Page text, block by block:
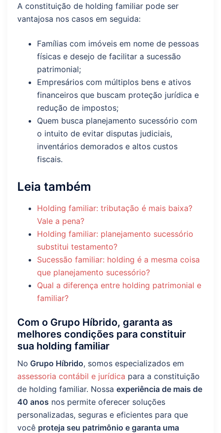
A constituição de holding familiar pode ser
vantajosa nos casos em seguida:
Famílias com imóveis em nome de pessoas
físicas e desejo de facilitar a sucessão
patrimonial;
Empresários com múltiplos bens e ativos
financeiros que buscam proteção jurídica e
redução de impostos;
Quem busca planejamento sucessório com
o intuito de evitar disputas judiciais,
inventários demorados e altos custos
fiscais.
Leia também
Holding familiar: tributação é mais baixa?
Vale a pena?
Holding familiar: planejamento sucessório
substitui testamento?
Sucessão familiar: holding é a mesma coisa
que planejamento sucessório?
Qual a diferença entre holding patrimonial e
familiar?
Com o Grupo Híbrido, garanta as
melhores condições para constituir
sua holding familiar
No Grupo Híbrido, somos especializados em
assessoria contábil e jurídica para a constituição
de holding familiar. Nossa experiência de mais de
40 anos nos permite oferecer soluções
personalizadas, seguras e eficientes para que
você proteja seu patrimônio e garanta uma